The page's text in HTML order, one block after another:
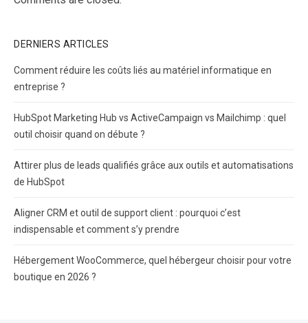
DERNIERS ARTICLES
Comment réduire les coûts liés au matériel informatique en
entreprise ?
HubSpot Marketing Hub vs ActiveCampaign vs Mailchimp : quel
outil choisir quand on débute ?
Attirer plus de leads qualifiés grâce aux outils et automatisations
de HubSpot
Aligner CRM et outil de support client : pourquoi c’est
indispensable et comment s’y prendre
Hébergement WooCommerce, quel hébergeur choisir pour votre
boutique en 2026 ?